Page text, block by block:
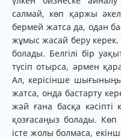
салмай, көп қаржы
бермей жатса да, одан
жұмыс жасай беру керек.
болады. Белгілі бір
түсіп отырса, әрмен
Ал, керісінше
жатса, онда бастарту
жәй ғана басқа
қозғасаңыз болады. Көп
істе жолы болмаса,